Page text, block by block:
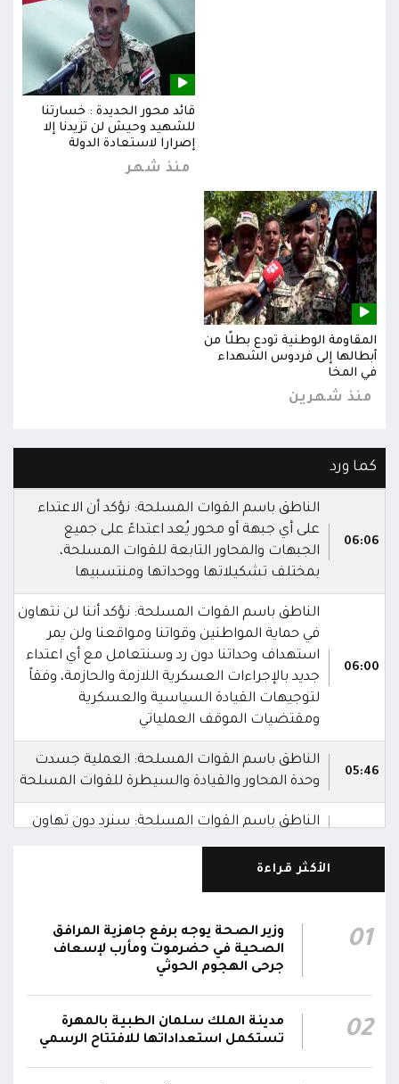
قائد محور الحديدة : خسارتنا
للشهيد وحيش لن تزيدنا إلا
إصرارا لاستعادة الدولة
منذ شهر
المقاومة الوطنية تودع بطلًا من
أبطالها إلى فردوس الشهداء
في المخا
منذ شهرين
كما ورد
06:06
الناطق باسم القوات المسلحة: نؤكد أن الاعتداء
على أي جبهة أو محور يُعد اعتداءً على جميع
الجبهات والمحاور التابعة للقوات المسلحة،
بمختلف تشكيلاتها ووحداتها ومنتسبيها
06:00
الناطق باسم القوات المسلحة: نؤكد أننا لن نتهاون
في حماية المواطنين وقواتنا ومواقعنا ولن يمر
استهداف وحداتنا دون رد وسنتعامل مع أي اعتداء
جديد بالإجراءات العسكرية اللازمة والحازمة، وفقاً
لتوجيهات القيادة السياسية والعسكرية
ومقتضيات الموقف العملياتي
05:46
الناطق باسم القوات المسلحة: العملية جسدت
وحدة المحاور والقيادة والسيطرة للقوات المسلحة
الناطق باسم القوات المسلحة: سنرد دون تهاون
حال استمرت اعتداءات الحوثيين الغادرة
05:34
المقاومة الوطنية تصد هجوماً حوثياً في جبهتي
الحيمة بالتحيتا وحيس جنوب الحديدة
دائمة لمتابعة التطورات الميدانية والأمنية واتخاذ ما
يلزم من إجراءات بصورة عاجلة ومستمرة بما
يضمن سرعة الاستجابة للتصعيد الحوثي والتعامل
الأكثر قراءة
01
وزير الصحة يوجه برفع جاهزية المرافق
الصحية في حضرموت ومأرب لإسعاف
جرحى الهجوم الحوثي
02
مدينة الملك سلمان الطبية بالمهرة
تستكمل استعداداتها للافتتاح الرسمي